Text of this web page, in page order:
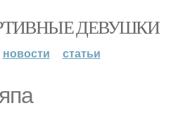
ДЕВУШКИ
новости статьи